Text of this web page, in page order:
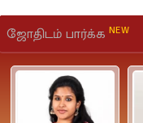
ஜோதிடம் பார்க்க NEW